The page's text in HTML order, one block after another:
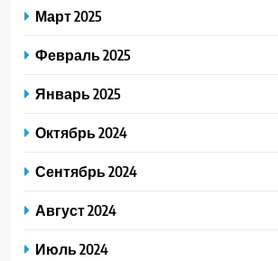
Март 2025
Февраль 2025
Январь 2025
Октябрь 2024
Сентябрь 2024
Август 2024
Июль 2024